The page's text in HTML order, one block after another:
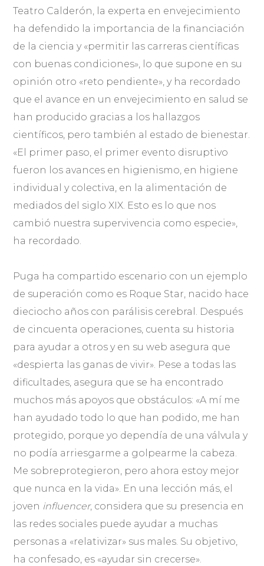
Teatro Calderón, la experta en envejecimiento
ha defendido la importancia de la financiación
de la ciencia y «permitir las carreras científicas
con buenas condiciones», lo que supone en su
opinión otro «reto pendiente», y ha recordado
que el avance en un envejecimiento en salud se
han producido gracias a los hallazgos
científicos, pero también al estado de bienestar.
«El primer paso, el primer evento disruptivo
fueron los avances en higienismo, en higiene
individual y colectiva, en la alimentación de
mediados del siglo XIX. Esto es lo que nos
cambió nuestra supervivencia como especie»,
ha recordado.
Puga ha compartido escenario con un ejemplo
de superación como es Roque Star, nacido hace
dieciocho años con parálisis cerebral. Después
de cincuenta operaciones, cuenta su historia
para ayudar a otros y en su web asegura que
«despierta las ganas de vivir». Pese a todas las
dificultades, asegura que se ha encontrado
muchos más apoyos que obstáculos: «A mí me
han ayudado todo lo que han podido, me han
protegido, porque yo dependía de una válvula y
no podía arriesgarme a golpearme la cabeza.
Me sobreprotegieron, pero ahora estoy mejor
que nunca en la vida». En una lección más, el
joven influencer, considera que su presencia en
las redes sociales puede ayudar a muchas
personas a «relativizar» sus males. Su objetivo,
ha confesado, es «ayudar sin crecerse».